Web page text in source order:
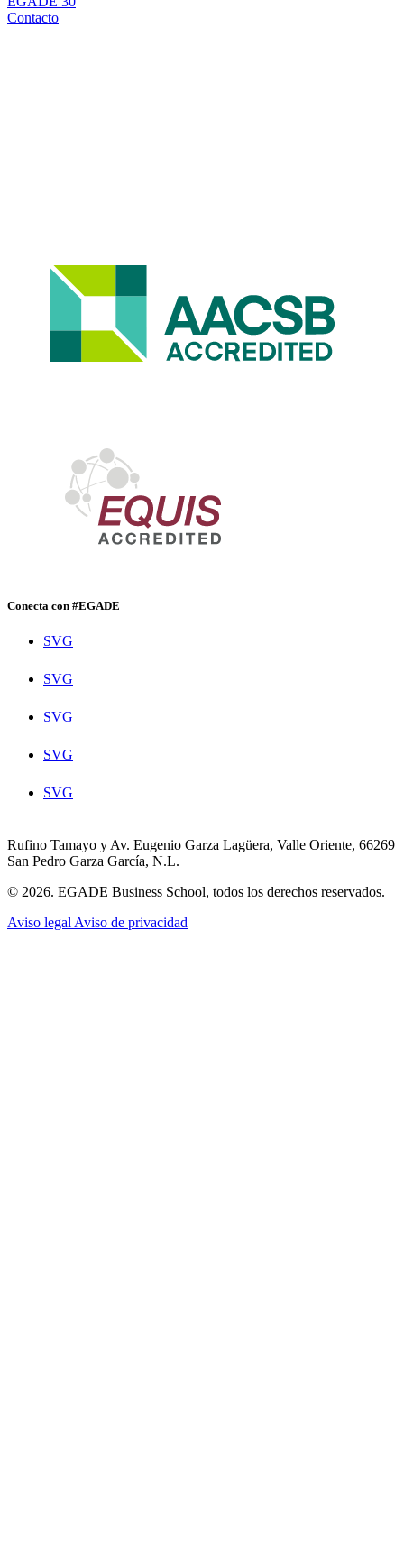
Contacto
Conecta con #EGADE
SVG
SVG
SVG
SVG
SVG
Rufino Tamayo y Av. Eugenio Garza Lagüera, Valle Oriente, 66269
San Pedro Garza García, N.L.
© 2026. EGADE Business School, todos los derechos reservados.
Aviso legal Aviso de privacidad